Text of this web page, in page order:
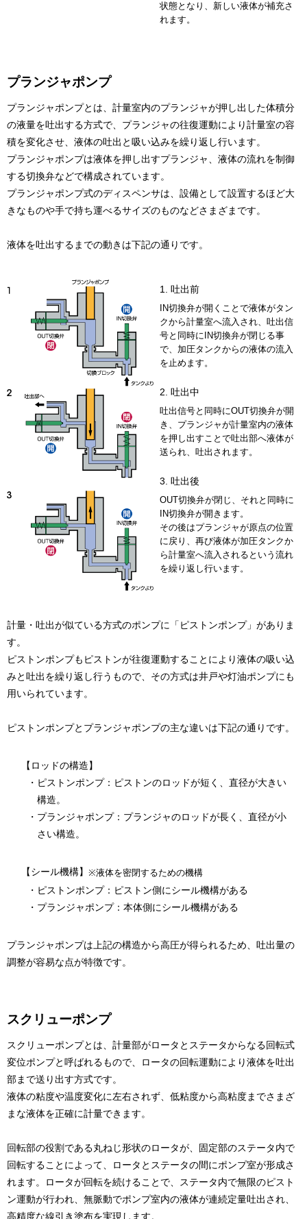
状態となり、新しい液体が補充さ
れます。
プランジャポンプ
プランジャポンプとは、計量室内のプランジャが押し出した体積分
の液量を吐出する方式で、プランジャの往復運動により計量室の容
積を変化させ、液体の吐出と吸い込みを繰り返し行います。
プランジャポンプは液体を押し出すプランジャ、液体の流れを制御
する切換弁などで構成されています。
プランジャポンプ式のディスペンサは、設備として設置するほど大
きなものや手で持ち運べるサイズのものなどさまざまです。
液体を吐出するまでの動きは下記の通りです。
1. 吐出前
IN切換弁が開くことで液体がタン
クから計量室へ流入され、吐出信
号と同時にIN切換弁が閉じる事
で、加圧タンクからの液体の流入
を止めます。
2. 吐出中
吐出信号と同時にOUT切換弁が開
き、プランジャが計量室内の液体
を押し出すことで吐出部へ液体が
送られ、吐出されます。
3. 吐出後
OUT切換弁が閉じ、それと同時に
IN切換弁が開きます。
その後はプランジャが原点の位置
に戻り、再び液体が加圧タンクか
ら計量室へ流入されるという流れ
を繰り返し行います。
計量・吐出が似ている方式のポンプに「ピストンポンプ」がありま
す。
ピストンポンプもピストンが往復運動することにより液体の吸い込
みと吐出を繰り返し行うもので、その方式は井戸や灯油ポンプにも
用いられています。
ピストンポンプとプランジャポンプの主な違いは下記の通りです。
【ロッドの構造】
・ピストンポンプ：ピストンのロッドが短く、直径が大きい
構造。
・プランジャポンプ：プランジャのロッドが長く、直径が小
さい構造。
【シール機構】※液体を密閉するための機構
・ピストンポンプ：ピストン側にシール機構がある
・プランジャポンプ：本体側にシール機構がある
プランジャポンプは上記の構造から高圧が得られるため、吐出量の
調整が容易な点が特徴です。
スクリューポンプ
スクリューポンプとは、計量部がロータとステータからなる回転式
変位ポンプと呼ばれるもので、ロータの回転運動により液体を吐出
部まで送り出す方式です。
液体の粘度や温度変化に左右されず、低粘度から高粘度までさまざ
まな液体を正確に計量できます。
回転部の役割である丸ねじ形状のロータが、固定部のステータ内で
回転することによって、ロータとステータの間にポンプ室が形成さ
れます。ロータが回転を続けることで、ステータ内で無限のピスト
ン運動が行われ、無脈動でポンプ室内の液体が連続定量吐出され、
高精度な線引き塗布を実現します。